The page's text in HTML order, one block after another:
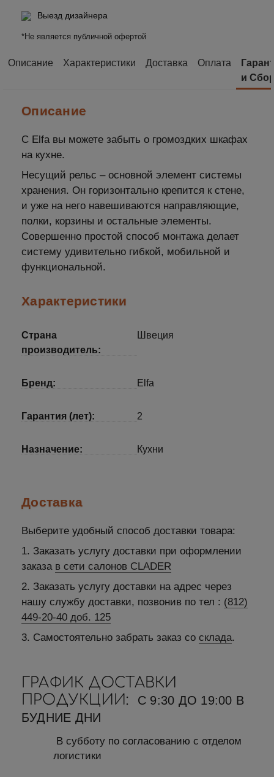
Выезд дизайнера
*Не является публичной офертой
Описание Характеристики Доставка Оплата
и
Описание
С Elfa вы можете забыть о громоздких шкафах
на кухне.
Несущий рельс – основной элемент системы
хранения. Он горизонтально крепится к стене,
и уже на него навешиваются направляющие,
полки, корзины и остальные элементы.
Совершенно простой способ монтажа делает
систему удивительно гибкой, мобильной и
функциональной.
Характеристики
Страна
производитель:
Швеция
Бренд: Elfa
Гарантия (лет): 2
Назначение: Кухни
Доставка
Выберите удобный способ доставки товара:
1. Заказать услугу доставки при оформлении
заказа в сети салонов CLADER
2. Заказать услугу доставки на адрес через
нашу службу доставки, позвонив по тел : (812)
449-20-40 доб. 125
3. Самостоятельно забрать заказ со склада.
ГРАФИК ДОСТАВКИ
ПРОДУКЦИИ:
С 9:30 ДО 19:00 В
БУДНИЕ ДНИ
В субботу по согласованию с отделом
логистики